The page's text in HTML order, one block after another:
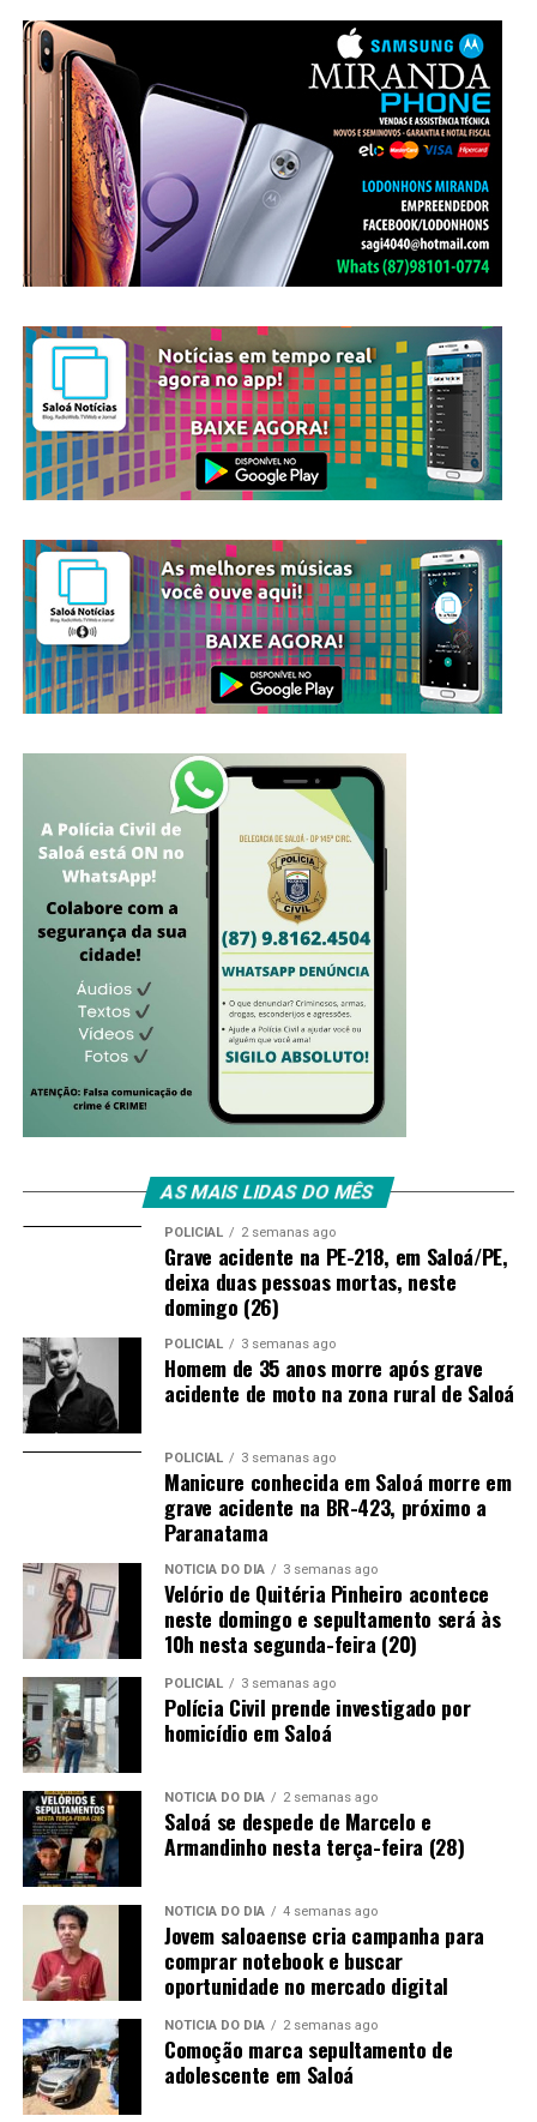
AS MAIS LIDAS DO MÊS
POLICIAL 2 semanas ago
Grave acidente na PE-218, em Saloá/PE,
deixa duas pessoas mortas, neste
domingo (26)
POLICIAL 3 semanas ago
Homem de 35 anos morre após grave
acidente de moto na zona rural de Saloá
POLICIAL 3 semanas ago
Manicure conhecida em Saloá morre em
grave acidente na BR-423, próximo a
Paranatama
NOTÍCIA DO DIA 3 semanas ago
Velório de Quitéria Pinheiro acontece
neste domingo e sepultamento será às
10h nesta segunda-feira (20)
POLICIAL 3 semanas ago
Polícia Civil prende investigado por
homicídio em Saloá
NOTÍCIA DO DIA 2 semanas ago
Saloá se despede de Marcelo e
Armandinho nesta terça-feira (28)
NOTÍCIA DO DIA 4 semanas ago
Jovem saloaense cria campanha para
comprar notebook e buscar
oportunidade no mercado digital
NOTÍCIA DO DIA 2 semanas ago
Comoção marca sepultamento de
adolescente em Saloá